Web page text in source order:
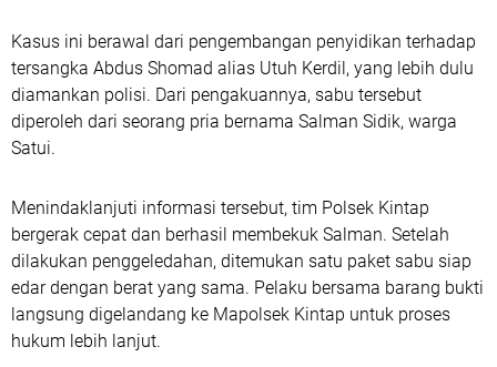
Kasus ini berawal dari pengembangan penyidikan terhadap
tersangka Abdus Shomad alias Utuh Kerdil, yang lebih dulu
diamankan polisi. Dari pengakuannya, sabu tersebut
diperoleh dari seorang pria bernama Salman Sidik, warga
Satui.
Menindaklanjuti informasi tersebut, tim Polsek Kintap
bergerak cepat dan berhasil membekuk Salman. Setelah
dilakukan penggeledahan, ditemukan satu paket sabu siap
edar dengan berat yang sama. Pelaku bersama barang bukti
langsung digelandang ke Mapolsek Kintap untuk proses
hukum lebih lanjut.